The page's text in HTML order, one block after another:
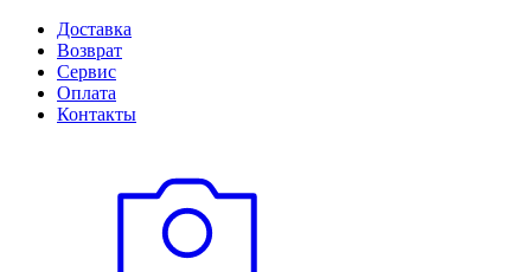
Доставка
Возврат
Сервис
Оплата
Контакты